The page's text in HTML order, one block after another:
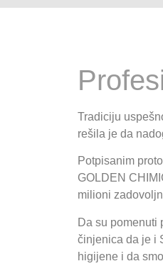
Tradiciju
rešila je da
Potpisanim
GOLDEN
milioni
Da su pomenuti
činjenica da je i
higijene i da